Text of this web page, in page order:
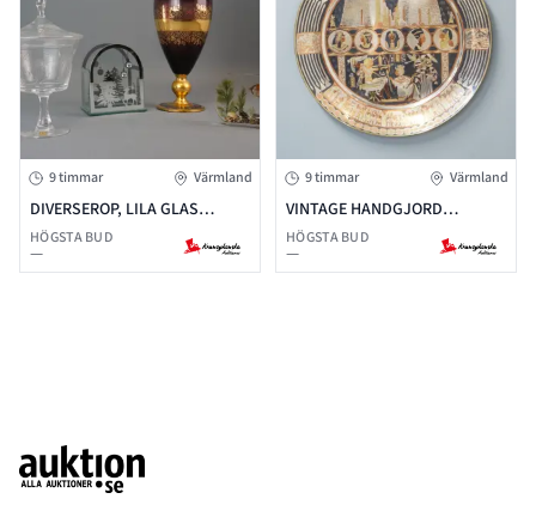
9 timmar Värmland
DIVERSEROP, LILA GLAS
LOCKURNA ITALIEN, ÅFORS
KRISTALL BONBONJÄRER, MM.
HÖGSTA BUD
—
9 timmar Värmland
VINTAGE HANDGJORD
EGYPTISK TALLRIK I KOPPAR
HÖGSTA BUD
—